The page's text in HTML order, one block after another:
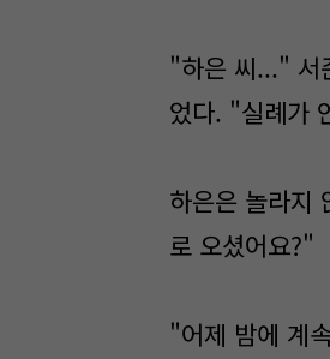
"하은 씨..." 서
었다. "실례가
하은은 놀라지
로 오셨어요?"
"어제 밤에 계